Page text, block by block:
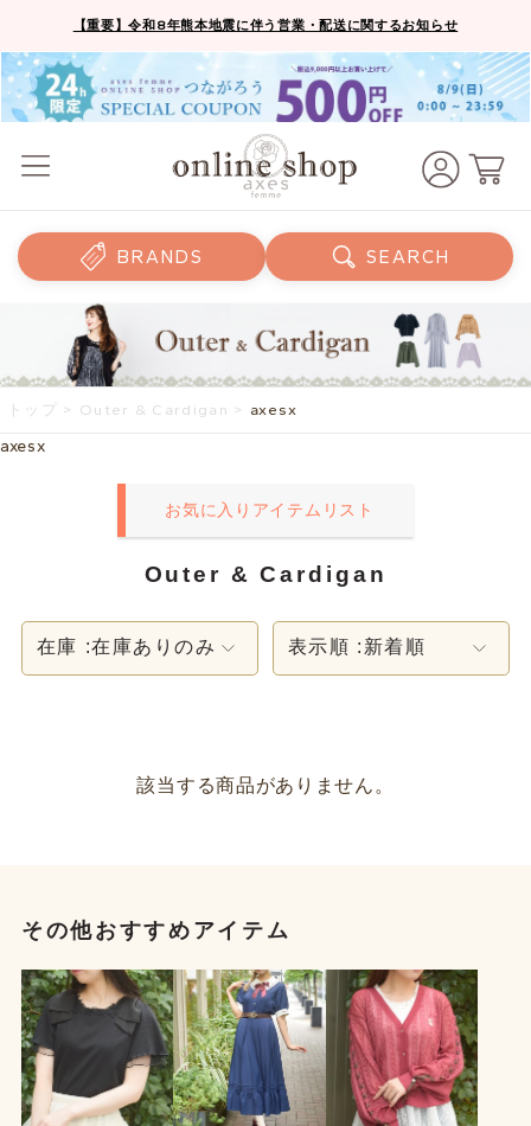
【重要】令和8年熊本地震に伴う営業・配送に関するお知らせ
BRANDS SEARCH
トップ > Outer & Cardigan > axesx
axesx
お気に入りアイテムリスト
Outer & Cardigan
在庫 :在庫ありのみ 表示順 : 新着順
該当する商品がありません。
その他おすすめアイテム